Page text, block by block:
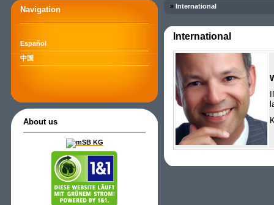
Navigation
Español
中国
About us
» International
International